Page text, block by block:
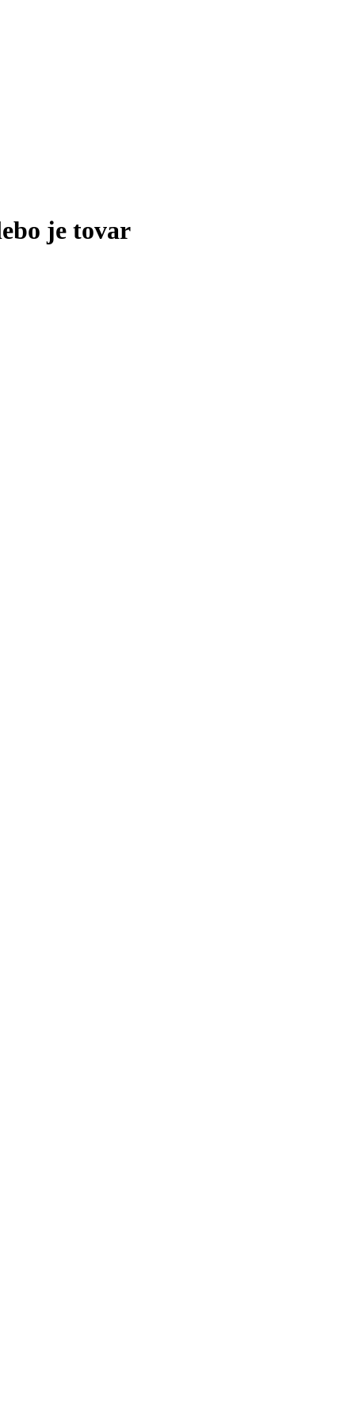
je tovar